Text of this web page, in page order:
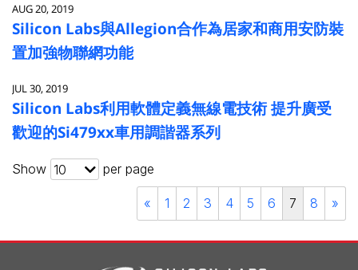
AUG 20, 2019
Silicon Labs與Allegion合作為居家和商用安防裝
置加強物聯網功能
JUL 30, 2019
Silicon Labs利用軟體定義無線電技術 提升廣受
歡迎的Si479xx車用調諧器系列
Show 10 per page
« 1 2 3 4 5 6 7 8 »